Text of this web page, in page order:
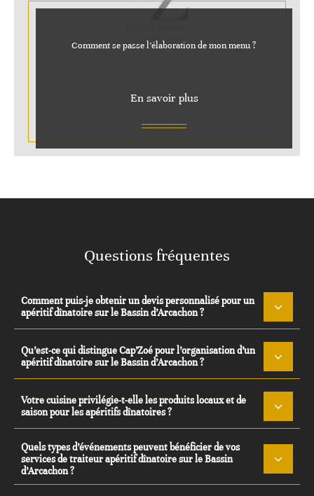
Comment se passe l’élaboration de mon menu ?
En savoir plus
Questions fréquentes
Comment puis-je obtenir un devis personnalisé pour un
apéritif dînatoire sur le Bassin d’Arcachon ?
Qu’est-ce qui distingue Cap’Zoé pour l’organisation d’un
apéritif dînatoire sur le Bassin d’Arcachon ?
Votre cuisine privilégie-t-elle les produits locaux et de
saison pour les apéritifs dînatoires ?
Quels types d’événements peuvent bénéficier de vos
services de traiteur apéritif dînatoire sur le Bassin
d’Arcachon ?